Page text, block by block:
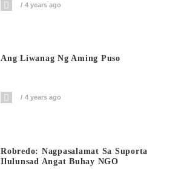
4 years ago
Ang Liwanag Ng Aming Puso
4 years ago
Robredo: Nagpasalamat Sa Suporta
Ilulunsad Angat Buhay NGO